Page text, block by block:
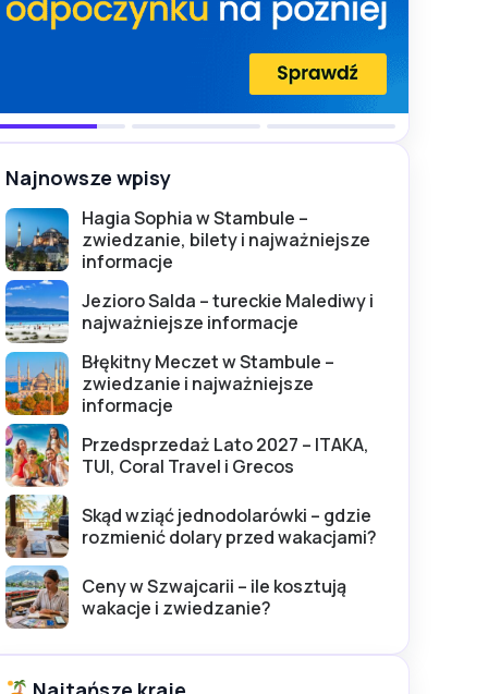
Najnowsze wpisy
Hagia Sophia w Stambule –
zwiedzanie, bilety i najważniejsze
informacje
Jezioro Salda – tureckie Malediwy i
najważniejsze informacje
Błękitny Meczet w Stambule –
zwiedzanie i najważniejsze
informacje
Przedsprzedaż Lato 2027 – ITAKA,
TUI, Coral Travel i Grecos
Skąd wziąć jednodolarówki – gdzie
rozmienić dolary przed wakacjami?
Ceny w Szwajcarii – ile kosztują
wakacje i zwiedzanie?